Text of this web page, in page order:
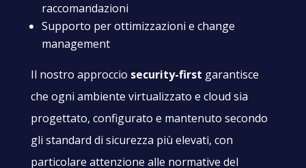
raccomandazioni
Supporto per ottimizzazioni e change
management
Il nostro approccio security-first garantisce
che ogni ambiente virtualizzato e cloud sia
progettato, configurato e mantenuto secondo
gli standard di sicurezza più elevati, con
particolare attenzione alle normative del